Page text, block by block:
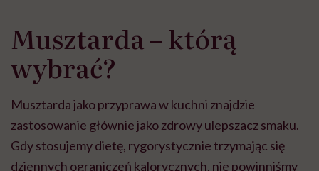
Musztarda – którą
wybrać?
Musztarda jako przyprawa w kuchni znajdzie
zastosowanie głównie jako zdrowy ulepszacz smaku.
Gdy stosujemy dietę, rygorystycznie trzymając się
dziennych ograniczeń kalorycznych, nie powinniśmy